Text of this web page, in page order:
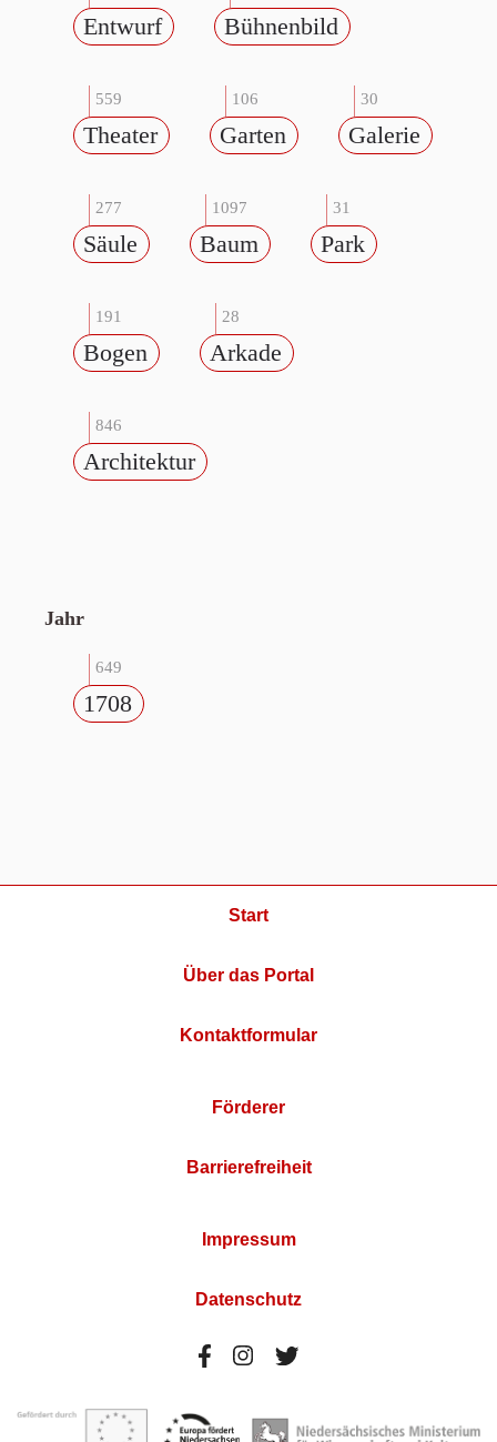
Entwurf Bühnenbild
559
Theater
106
Garten
30
Galerie
277
Säule
1097
Baum
31
Park
191
Bogen
28
Arkade
846
Architektur
Jahr
649
1708
Start
Über das Portal
Kontaktformular
Förderer
Barrierefreiheit
Impressum
Datenschutz